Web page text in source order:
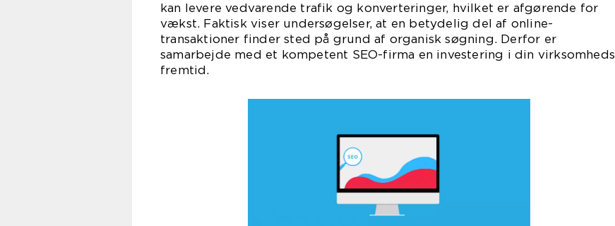
kan levere vedvarende trafik og konverteringer, hvilket er afgørende for
vækst. Faktisk viser undersøgelser, at en betydelig del af online-
transaktioner finder sted på grund af organisk søgning. Derfor er
samarbejde med et kompetent SEO-firma en investering i din virksomheds
fremtid.